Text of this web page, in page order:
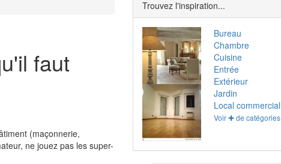
faut
(maçonnerie,
ne jouez pas les super-
Trouvez l'inspiration...
Bureau
Chambre
Cuisine
Entrée
Extérieur
Jardin
Local commercial
Voir ✚ de catégories